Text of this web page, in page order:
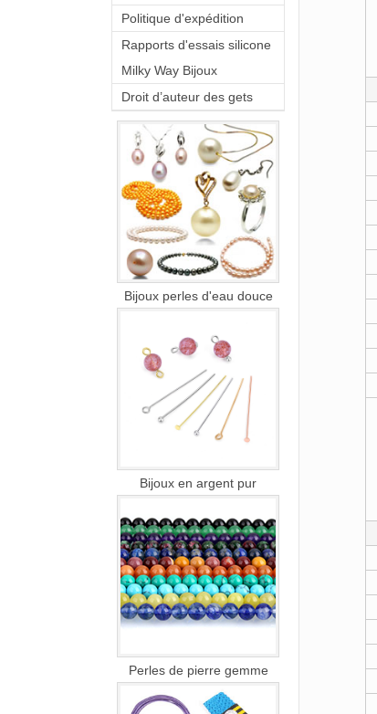
Politique d'expédition
Rapports d'essais silicone
Milky Way Bijoux
Droit d’auteur des gets
Bijoux perles d'eau douce
Bijoux en argent pur
Perles de pierre gemme